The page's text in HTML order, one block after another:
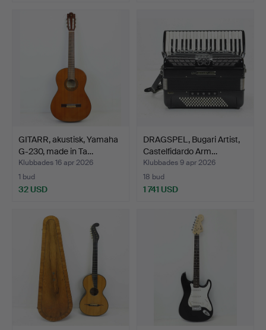
GITARR, akustisk, Yamaha
G-230, made in Ta…
Klubbades 16 apr 2026
1 bud
32 USD
DRAGSPEL, Bugari Artist,
Castelfidardo Arm…
Klubbades 9 apr 2026
18 bud
1 741 USD